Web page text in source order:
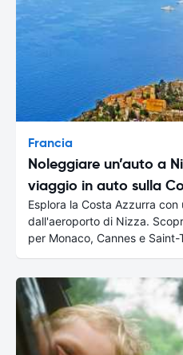
Francia
Noleggiare un’auto a
viaggio in auto sulla
Esplora la Costa Azzurra
dall'aeroporto di Nizza.
per Monaco, Cannes e Saint-